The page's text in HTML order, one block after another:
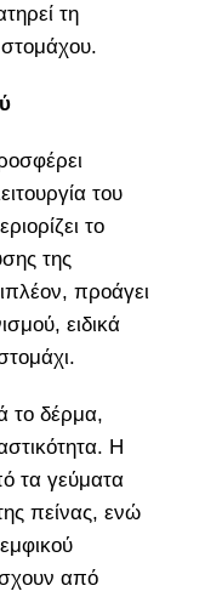
τη
στομάχου.
του
το
της
προάγει
ειδικά
το δέρμα,
Η
τα γεύματα
πείνας, ενώ
από